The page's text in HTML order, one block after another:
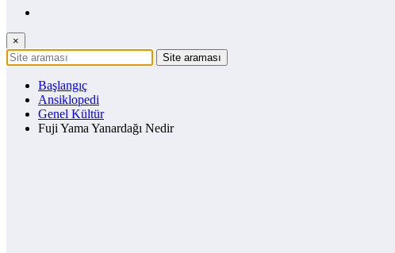
×
Başlangıç
Ansiklopedi
Genel Kültür
Fuji Yama Yanardağı Nedir